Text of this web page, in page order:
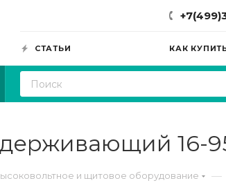
СТАТЬИ КАК
16-95
и щитовое оборудование —